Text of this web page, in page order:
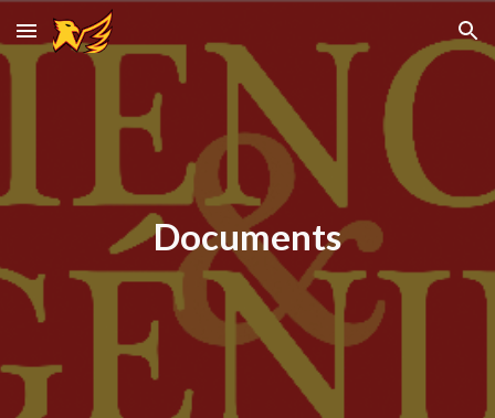
Skip to main content Skip to navigation
Documents